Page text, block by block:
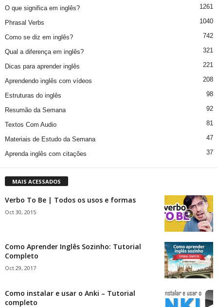
O que significa em inglês? 1261
Phrasal Verbs 1040
Como se diz em inglês? 742
Qual a diferença em inglês? 321
Dicas para aprender inglês 221
Aprendendo inglês com vídeos 208
Estruturas do inglês 98
Resumão da Semana 92
Textos Com Audio 81
Materiais de Estudo da Semana 47
Aprenda inglês com citações 37
MAIS ACESSADOS
Verbo To Be | Todos os usos e formas
Oct 30, 2015
Como Aprender Inglês Sozinho: Tutorial
Completo
Oct 29, 2017
Como instalar e usar o Anki – Tutorial
completo